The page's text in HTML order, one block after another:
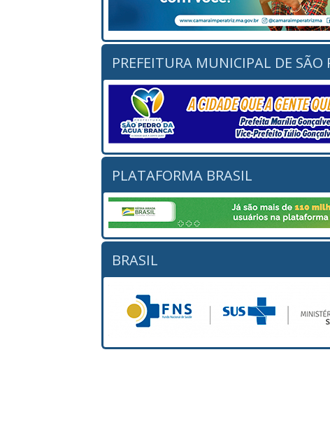
PREFEITURA MUNICIPAL DE
PLATAFORMA BRASIL
BRASIL